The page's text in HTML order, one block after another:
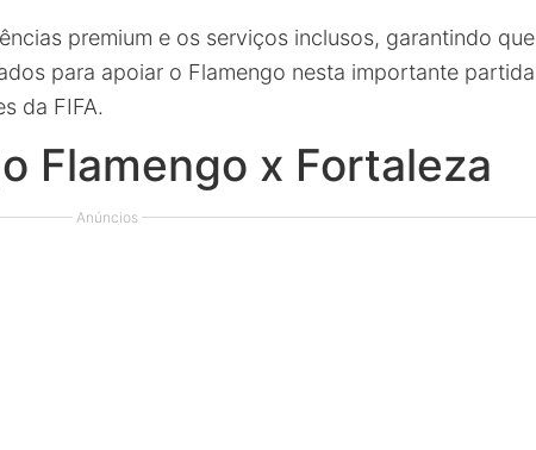
premium e os serviços inclusos, garantindo que
para apoiar o Flamengo nesta importante partida
da FIFA.
Flamengo x Fortaleza
Anúncios